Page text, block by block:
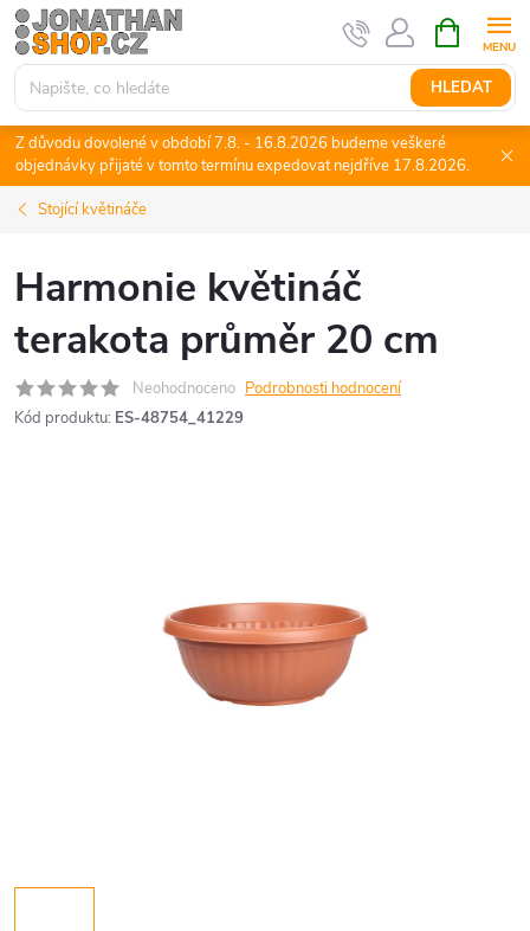
Přejít
na
obsah
HLEDAT
NÁKUPNÍ
KOŠÍK
Z důvodu dovolené v období 7.8. - 16.8.2026 budeme veškeré
objednávky přijaté v tomto termínu expedovat nejdříve 17.8.2026.
Stojící květináče
Harmonie květináč
terakota průměr 20 cm
Neohodnoceno Podrobnosti hodnocení
Kód produktu: ES-48754_41229